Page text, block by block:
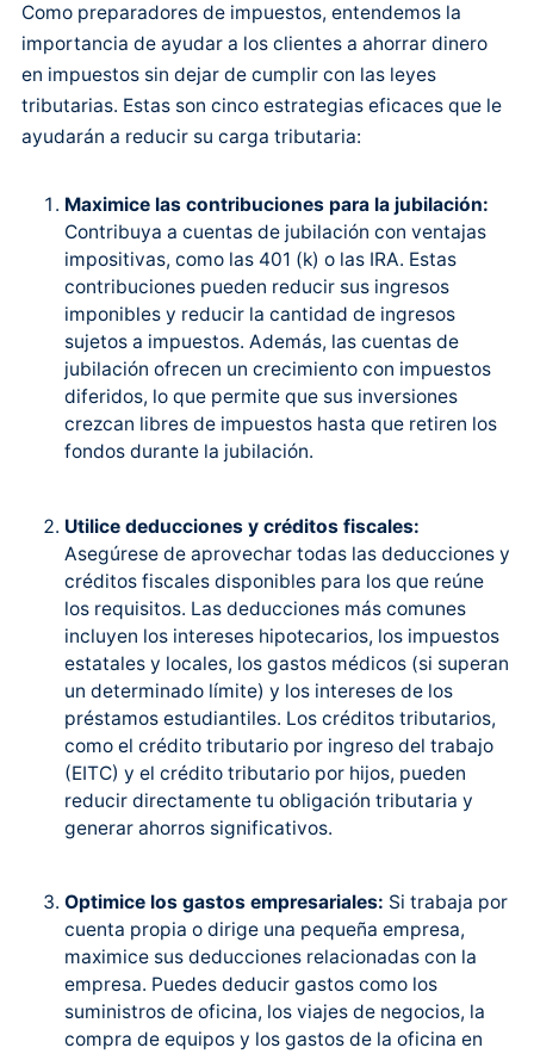
Como preparadores de impuestos, entendemos la
importancia de ayudar a los clientes a ahorrar dinero
en impuestos sin dejar de cumplir con las leyes
tributarias. Estas son cinco estrategias eficaces que le
ayudarán a reducir su carga tributaria:
Maximice las contribuciones para la jubilación:
Contribuya a cuentas de jubilación con ventajas
impositivas, como las 401 (k) o las IRA. Estas
contribuciones pueden reducir sus ingresos
imponibles y reducir la cantidad de ingresos
sujetos a impuestos. Además, las cuentas de
jubilación ofrecen un crecimiento con impuestos
diferidos, lo que permite que sus inversiones
crezcan libres de impuestos hasta que retiren los
fondos durante la jubilación.
Utilice deducciones y créditos fiscales:
Asegúrese de aprovechar todas las deducciones y
créditos fiscales disponibles para los que reúne
los requisitos. Las deducciones más comunes
incluyen los intereses hipotecarios, los impuestos
estatales y locales, los gastos médicos (si superan
un determinado límite) y los intereses de los
préstamos estudiantiles. Los créditos tributarios,
como el crédito tributario por ingreso del trabajo
(EITC) y el crédito tributario por hijos, pueden
reducir directamente tu obligación tributaria y
generar ahorros significativos.
Optimice los gastos empresariales: Si trabaja por
cuenta propia o dirige una pequeña empresa,
maximice sus deducciones relacionadas con la
empresa. Puedes deducir gastos como los
suministros de oficina, los viajes de negocios, la
compra de equipos y los gastos de la oficina en